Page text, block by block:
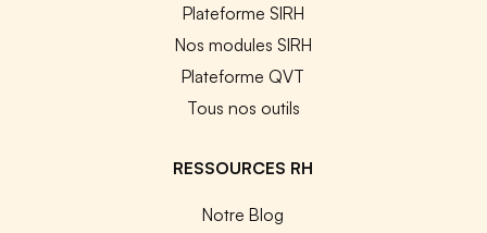
Plateforme SIRH
Nos modules SIRH
Plateforme QVT
Tous nos outils
RESSOURCES RH
Notre Blog